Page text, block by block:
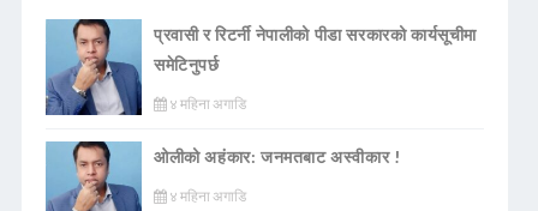
प्रवासी र रिटर्नी नेपालीको पीडा सरकारको कार्यसूचीमा
समेटिनुपर्छ
४ महिना अगाडि
ओलीको अहंकार: जनमतबाट अस्वीकार !
४ महिना अगाडि